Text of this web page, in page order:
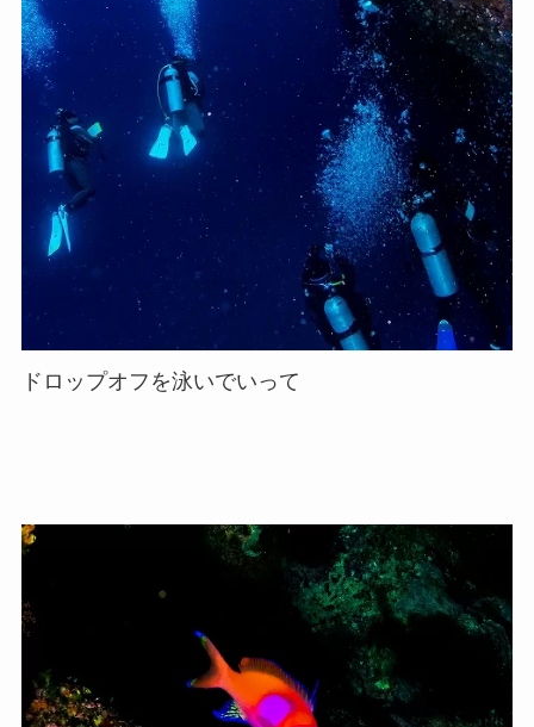
ドロップオフを泳いでいって